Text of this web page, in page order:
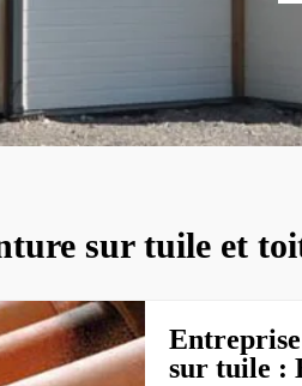
sur tuile et
sur tuile :